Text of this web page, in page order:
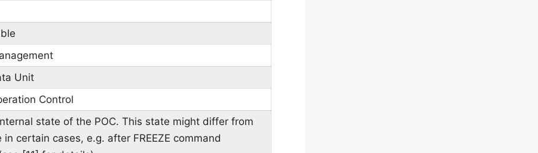
Unit
Control
state of the POC. This state might differ from
in certain cases, e.g. after FREEZE command